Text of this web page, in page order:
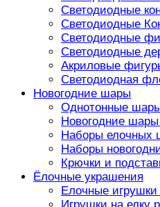
Светодиодные
Светодиодные
Светодиодные
Светодиодные
Акриловые
Светодиодная
Новогодние шары
Однотонные
Новогодние
Наборы елочных
Наборы
Крючки и
Ёлочные украшения
Елочные